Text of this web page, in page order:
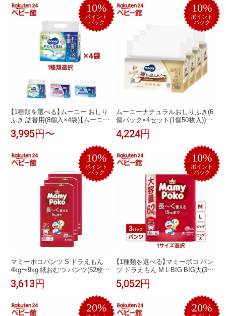
10%
ポイント
バック
【1種類を選べる】ムーニー おしり
ふき 詰替用(8個入×4袋)【ムーニ
ー ベビーケアウエット】
3,995円〜
10%
ポイント
バック
ムーニーナチュラルおしりふき(6
個パック×4セット(1個50枚入))
【ムーニー ベビーケアウエット】
4,224円
10%
ポイント
バック
マミーポコパンツ S ドラえもん
4kg〜9kg 紙おむつ パンツ(52枚
×3個)【マミーポコパンツ】
3,613円
10%
ポイント
バック
【1種類を選べる】マミーポコ パン
ツ ドラえもん M L BIG BIG大(3個
セット)【マミーポコパンツ】
5,052円
20% 20%